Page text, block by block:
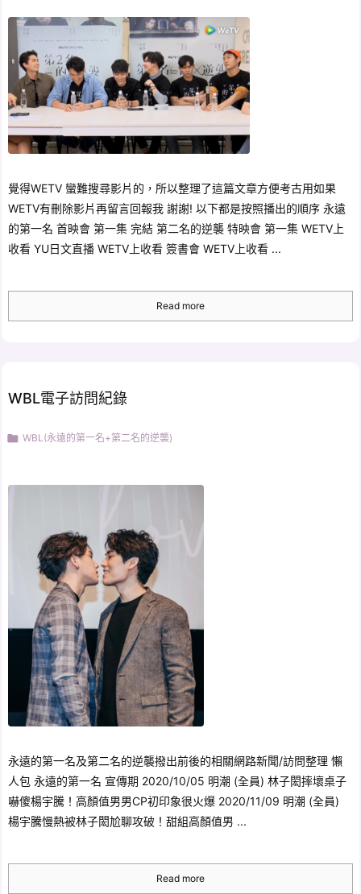
覺得WETV 蠻難搜尋影片的，所以整理了這篇文章方便考古用如果
WETV有刪除影片再留言回報我 謝謝! 以下都是按照播出的順序 永遠
的第一名 首映會 第一集 完結 第二名的逆襲 特映會 第一集 WETV上
收看 YU日文直播 WETV上收看 簽書會 WETV上收看 ...
Read more
WBL電子訪問紀錄
 WBL(永遠的第一名+第二名的逆襲)
永遠的第一名及第二名的逆襲撥出前後的相關網路新聞/訪問整理 懶
人包 永遠的第一名 宣傳期 2020/10/05 明潮 (全員) 林子閎摔壞桌子
嚇傻楊宇騰！高顏值男男CP初印象很火爆 2020/11/09 明潮 (全員)
楊宇騰慢熱被林子閎尬聊攻破！甜組高顏值男 ...
Read more